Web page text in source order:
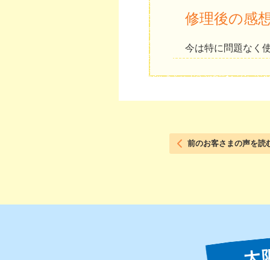
修理後の感
今は特に問題なく
前のお客さまの声を読